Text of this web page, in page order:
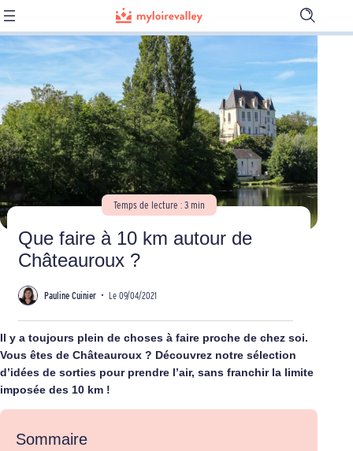
Ouvrir
la
barre
de
Temps de lecture : 3 min
Que faire à 10 km autour de
Châteauroux ?
Pauline Cuinier • Le 09/04/2021
Il y a toujours plein de choses à faire proche de chez soi.
Vous êtes de Châteauroux ? Découvrez notre sélection
d’idées de sorties pour prendre l’air, sans franchir la limite
imposée des 10 km !
Sommaire